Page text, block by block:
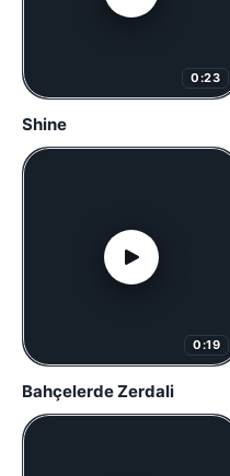
0:23
Shine
0:19
Bahçelerde Zerdali